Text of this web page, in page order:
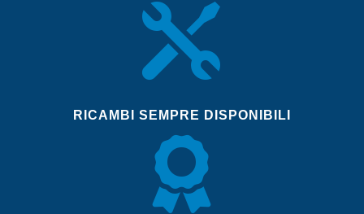

RICAMBI SEMPRE DISPONIBILI
